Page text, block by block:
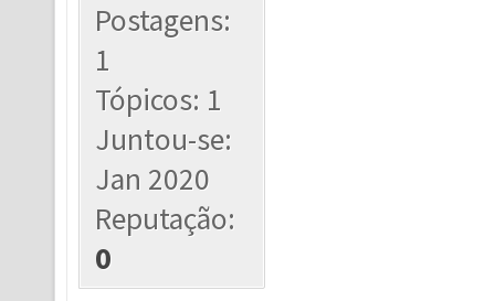
Postagens:
1
Tópicos: 1
Juntou-se:
Jan 2020
Reputação:
0